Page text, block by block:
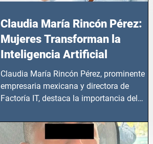
Claudia María Rincón Pérez:
Mujeres Transforman la
Inteligencia Artificial
Claudia María Rincón Pérez, prominente
empresaria mexicana y directora de
Factoría IT, destaca la importancia del